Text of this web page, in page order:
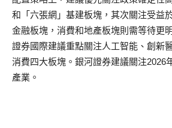
和「六張網」基建板塊，其次關注受益
金融板塊，消費和地產板塊則需等待更
證券國際建議重點關注人工智能、創新
消費四大板塊。銀河證券建議關注2026
產業。